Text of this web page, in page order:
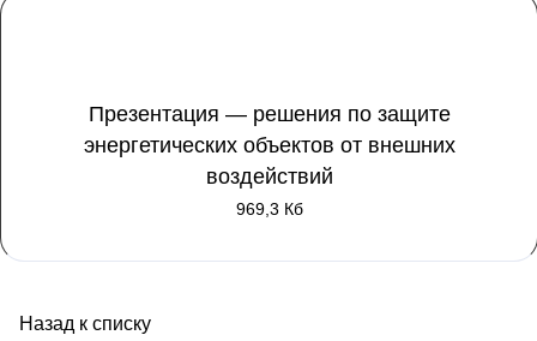
Презентация — решения по защите
энергетических объектов от внешних
воздействий
969,3 Кб
Назад к списку